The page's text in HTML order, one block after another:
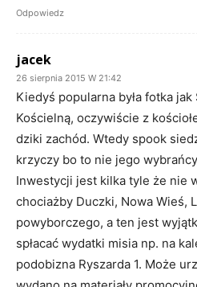
Odpowiedz
jacek
26 sierpnia 2015 W 21:42
Kiedyś popularna była fotka
Kościelną, oczywiście z
dziki zachód. Wtedy spook
krzyczy bo to nie jego
Inwestycji jest kilka tyle że nie
chociażby Duczki, Nowa Wieś,
powyborczego, a ten jest
spłacać wydatki misia np. na
podobizna Ryszarda 1. Może